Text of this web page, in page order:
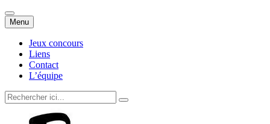
Menu Aller
au
contenu
Jeux concours
Liens
Contact
L’équipe
Recherche
pour